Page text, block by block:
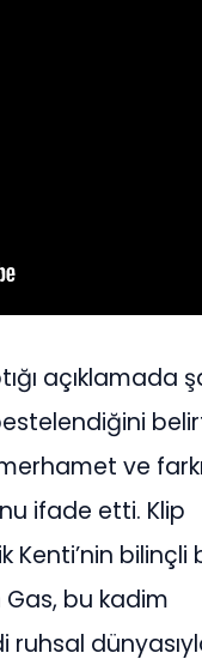
açıklamada
ve
ifade etti. Klip
Kenti’nin bilinçli
bu kadim
ruhsal